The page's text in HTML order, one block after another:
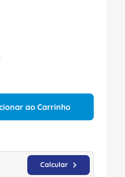
ao Carrinho